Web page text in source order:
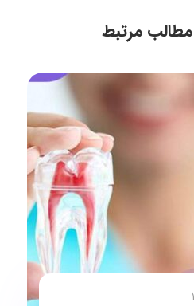
مرتبط